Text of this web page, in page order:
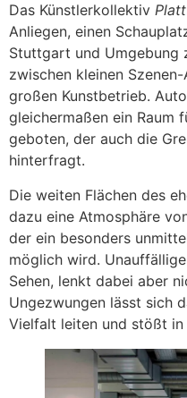
Das Künstlerkollektiv
Anliegen, einen
Stuttgart und Umgebung
zwischen kleinen
großen Kunstbetrieb.
gleichermaßen ein Raum
geboten, der auch die
hinterfragt.
Die weiten Flächen des
dazu eine Atmosphäre
der ein besonders
möglich wird.
Sehen, lenkt dabei aber
Ungezwungen lässt sich
Vielfalt leiten und stößt in